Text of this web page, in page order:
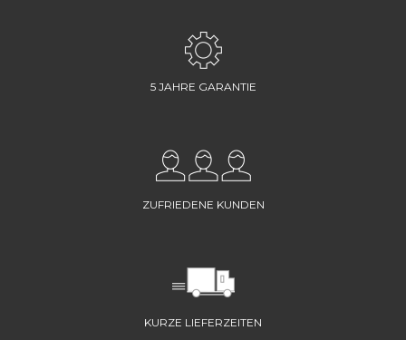
5 JAHRE GARANTIE
ZUFRIEDENE KUNDEN
KURZE LIEFERZEITEN